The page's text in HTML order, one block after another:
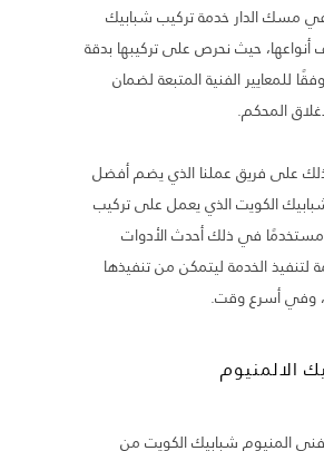
في مسك الدار خدمة تركيب شبابيك
أنواعها، حيث نحرص على تركيبها بدقة
للمعايير الفنية المتبعة لضمان
المحكم.
على فريق عملنا الذي يضم أفضل
الكويت الذي يعمل على تركيب
مستخدمًا في ذلك أحدث الأدوات
لتنفيذ الخدمة ليتمكن من تنفيذها
وفي أسرع وقت.
الالمنيوم
المنيوم شبابيك الكويت من